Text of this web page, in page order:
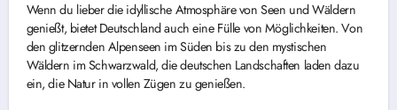
Wenn du lieber die idyllische Atmosphäre von Seen und Wäldern
genießt, bietet Deutschland auch eine Fülle von Möglichkeiten. Von
den glitzernden Alpenseen im Süden bis zu den mystischen
Wäldern im Schwarzwald, die deutschen Landschaften laden dazu
ein, die Natur in vollen Zügen zu genießen.